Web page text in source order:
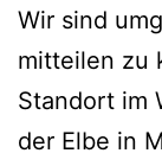
Wir sind
mitteilen zu
Standort im
der Elbe in